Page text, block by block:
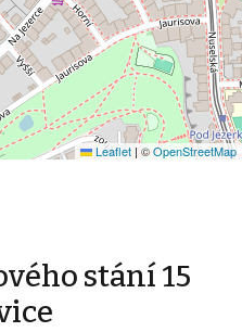
Leaflet |©OpenStreetMap
stání 15